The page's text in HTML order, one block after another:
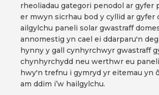
rheoliadau gategori penodol ar gyfer
er mwyn sicrhau bod y cyllid ar gyfer
ailgylchu paneli solar gwastraff
annomestig yn cael ei ddarparu'n
hynny y gall cynhyrchwyr gwastraff
chynhyrchydd neu werthwr eu
hwy'n trefnu i gymryd yr eitemau yn
am ddim i’w hailgylchu.